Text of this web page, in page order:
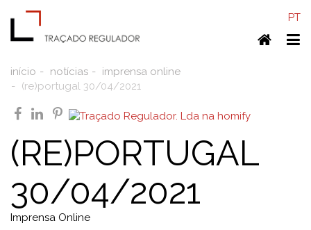
PT
Home
início notícias
imprensa online
(re)portugal 30/04/2021
facebook
linkedin
pinterest
(RE)PORTUGAL
30/04/2021
Imprensa Online